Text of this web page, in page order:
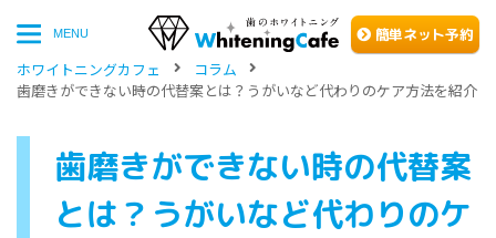
MENU 簡単ネッ ト予約
ホワイトニングカフェ
コラム
歯磨きができない時の代替案とは？うがいなど代わりのケア方法を紹介
歯磨きができない時の代替案
とは？うがいなど代わりのケ